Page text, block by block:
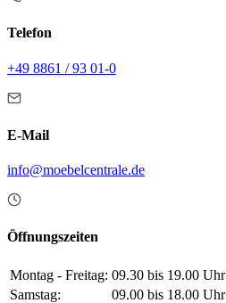
Telefon
+49 8861 / 93 01-0
E-Mail
info@moebelcentrale.de
Öffnungszeiten
Montag - Freitag: 09.30 bis 19.00 Uhr
Samstag:
09.00 bis 18.00 Uhr